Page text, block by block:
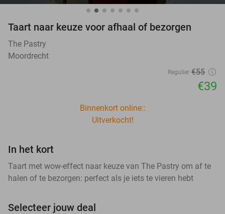
Taart naar keuze voor afhaal of bezorgen
The Pastry
Moordrecht
Regulier €55
€39
Binnenkort online::
Uitverkocht!
In het kort
Taart met wow-effect naar keuze van The Pastry om af te
halen of te bezorgen: perfect als je iets te vieren hebt
Selecteer jouw deal